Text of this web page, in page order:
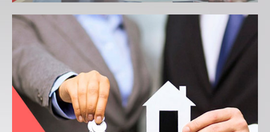
Adquiere un inmueble para esperar que su valor
aumente y luego venderlo....
Ver más